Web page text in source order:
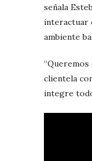
señala
interactuar
ambiente
clientela
integre